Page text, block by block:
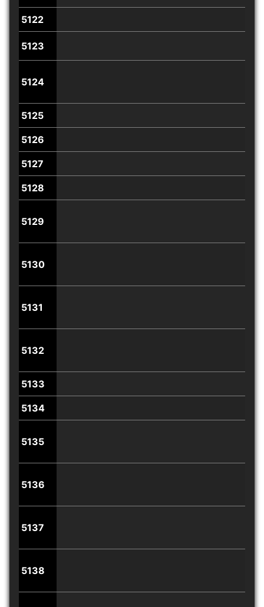
5122
5123
5124
5125
5126
5127
5128
5129
5130
5131
5132
5133
5134
5135
5136
5137
5138